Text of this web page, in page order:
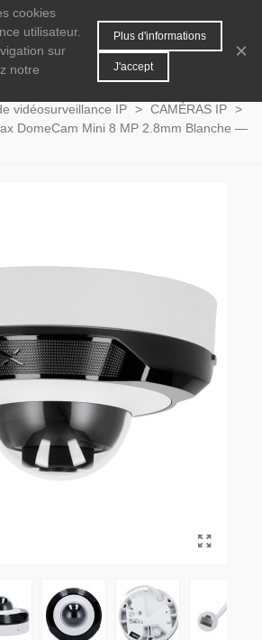
0 MENU
vidéosurveillance IP > CAMÉRAS IP >
DomeCam Mini 8 MP 2.8mm Blanche —
cookies
utilisateur.
sur
notre
Plus d'informations
J'accept
×